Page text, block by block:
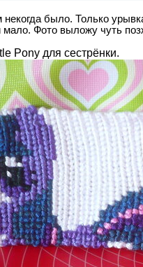
некогда было. Только
Фото выложу чуть
Pony для сестрёнки.